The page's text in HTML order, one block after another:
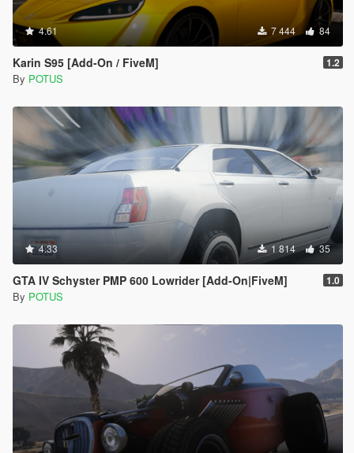
4.61 7 444 84
Karin S95 [Add-On / FiveM] 1.2
By POTUS
4.33 1 814 35
GTA IV Schyster PMP 600 Lowrider [Add-On|FiveM] 1.0
By POTUS